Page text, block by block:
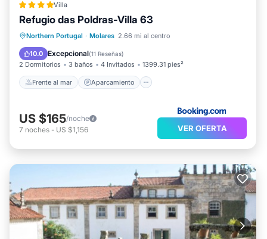
Villa
Refugio das Poldras-Villa 63
Northern Portugal · Molares 2.66 mi al centro
10.0 Excepcional(11 Reseñas)
2 Dormitorios 3 baños 4 Invitados 1399.31 pies²
Frente al mar Aparcamiento
Frente al mar Aparcamiento
Vista al mar
US $165/noche
7 noches - US $1,156 VER OFERTA